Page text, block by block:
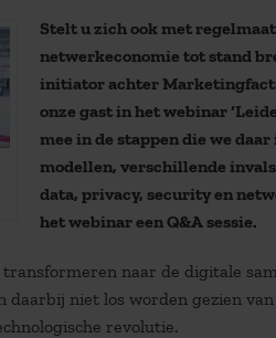
Stelt u zich ook met
netwerkeconomie tot stand
initiator achter
onze gast in het webinar
mee in de stappen die we
modellen, verschillende
data, privacy, security en
het webinar een Q&A sessie.
naar de digitale
daarbij niet los worden gezien
revolutie.